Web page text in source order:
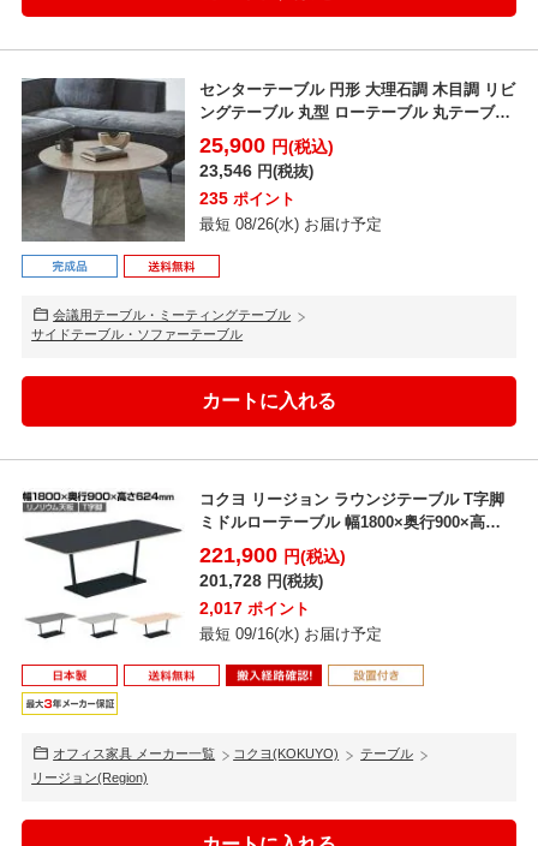
センターテーブル 円形 大理石調 木目調 リビ
ングテーブル 丸型 ローテーブル 丸テーブル
おしゃれ...
25,900 円(税込)
23,546 円(税抜)
235 ポイント
最短 08/26(水) お届け予定
会議用テーブル・ミーティングテーブル
サイドテーブル・ソファーテーブル
コクヨ リージョン ラウンジテーブル T字脚
ミドルローテーブル 幅1800×奥行900×高さ
624...
221,900 円(税込)
201,728 円(税抜)
2,017 ポイント
最短 09/16(水) お届け予定
オフィス家具 メーカー一覧 コクヨ(KOKUYO)
テーブル
リージョン(Region)